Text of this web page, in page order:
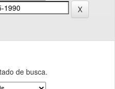
de busca.